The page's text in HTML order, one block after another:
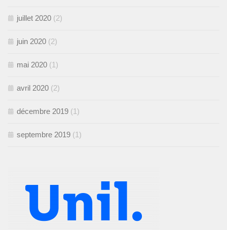
juillet 2020 (2)
juin 2020 (2)
mai 2020 (1)
avril 2020 (2)
décembre 2019 (1)
septembre 2019 (1)